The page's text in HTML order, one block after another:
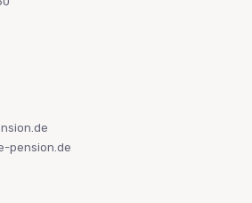
pension.de